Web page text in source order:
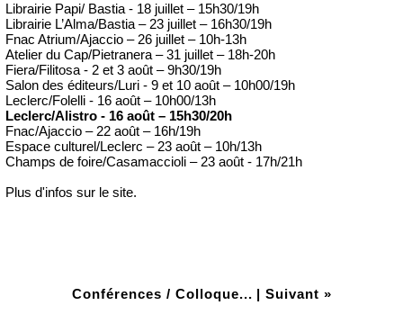
Librairie Papi/ Bastia - 18 juillet – 15h30/19h
Librairie L’Alma/Bastia – 23 juillet – 16h30/19h
Fnac Atrium/Ajaccio – 26 juillet – 10h-13h
Atelier du Cap/Pietranera – 31 juillet – 18h-20h
Fiera/Filitosa - 2 et 3 août – 9h30/19h
Salon des éditeurs/Luri - 9 et 10 août – 10h00/19h
Leclerc/Folelli - 16 août – 10h00/13h
Leclerc/Alistro - 16 août – 15h30/20h
Fnac/Ajaccio – 22 août – 16h/19h
Espace culturel/Leclerc – 23 août – 10h/13h
Champs de foire/Casamaccioli – 23 août - 17h/21h
Plus d'infos sur le site.
Conférences / Colloque... | Suivant »